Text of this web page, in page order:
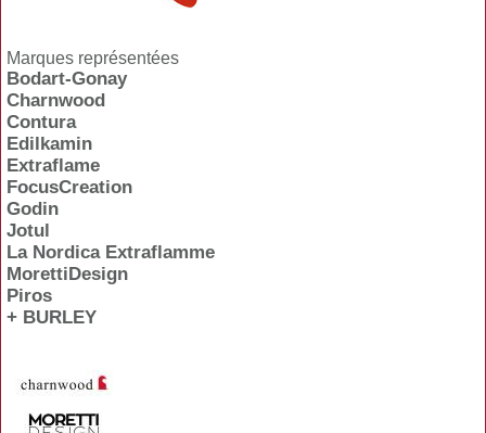
Marques représentées
Bodart-Gonay
Charnwood
Contura
Edilkamin
Extraflame
FocusCreation
Godin
Jotul
La Nordica Extraflamme
MorettiDesign
Piros
+ BURLEY